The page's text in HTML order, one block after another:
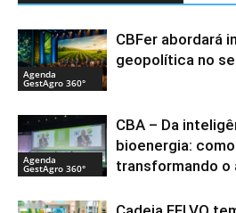
Agenda
GestAgro 360°
CBFer abordará
geopolítica no
Agenda
GestAgro 360°
CBA – Da
bioenergia:
transformando o